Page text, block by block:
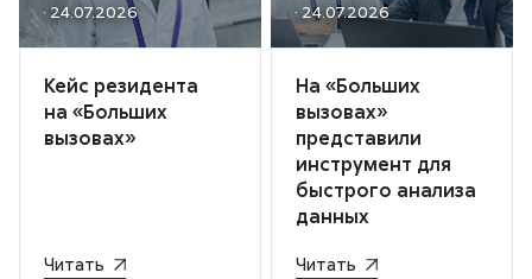
· 24.07.2026
Кейс резидента
на «Больших
вызовах»
Читать
· 24.07.2026
На «Больших
вызовах»
представили
инструмент для
быстрого анализа
данных
Читать